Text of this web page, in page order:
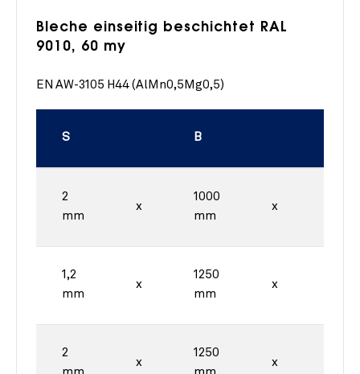
Bleche einseitig beschichtet RAL
9010, 60 my
EN AW-3105 H44 (AlMn0,5Mg0,5)
S B
2
mm
x
1000
mm
x
1,2
mm
x
1250
mm
x
2
x
1250
x